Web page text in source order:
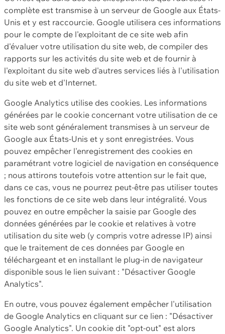
complète est transmise à un serveur de Google aux États-
Unis et y est raccourcie. Google utilisera ces informations
pour le compte de l'exploitant de ce site web afin
d'évaluer votre utilisation du site web, de compiler des
rapports sur les activités du site web et de fournir à
l'exploitant du site web d'autres services liés à l'utilisation
du site web et d'Internet.
Google Analytics utilise des cookies. Les informations
générées par le cookie concernant votre utilisation de ce
site web sont généralement transmises à un serveur de
Google aux États-Unis et y sont enregistrées. Vous
pouvez empêcher l'enregistrement des cookies en
paramétrant votre logiciel de navigation en conséquence
; nous attirons toutefois votre attention sur le fait que,
dans ce cas, vous ne pourrez peut-être pas utiliser toutes
les fonctions de ce site web dans leur intégralité. Vous
pouvez en outre empêcher la saisie par Google des
données générées par le cookie et relatives à votre
utilisation du site web (y compris votre adresse IP) ainsi
que le traitement de ces données par Google en
téléchargeant et en installant le plug-in de navigateur
disponible sous le lien suivant : "Désactiver Google
Analytics".
En outre, vous pouvez également empêcher l'utilisation
de Google Analytics en cliquant sur ce lien : "Désactiver
Google Analytics". Un cookie dit "opt-out" est alors